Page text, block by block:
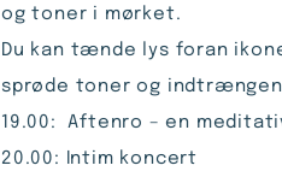
og toner i mørket.
Du kan tænde lys foran
sprøde toner og
19.00: Aftenro – en
20.00: Intim koncert